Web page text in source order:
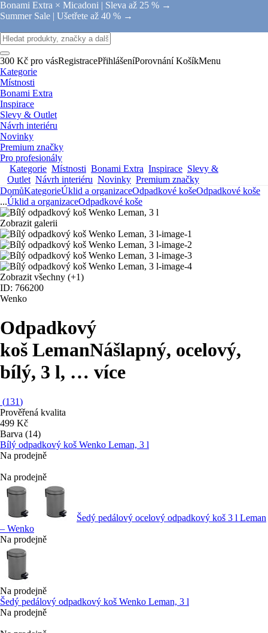
Bonami Extra × Micadoni | Sleva až 25 % →
Summer Sale | Ušetřete až 40 % →
300 Kč pro vásRegistracePřihlášeníPorovnání KošíkMenu
Kategorie
Místnosti
Bonami Extra
Inspirace
Slevy & Outlet
Návrh interiéru
Novinky
Premium značky
Pro profesionály
Kategorie Místnosti Bonami Extra Inspirace Slevy &
Outlet Návrh interiéru Novinky Premium značky
DomůKategorieÚklid a organizaceOdpadkové košeOdpadkové koše
...Úklid a organizaceOdpadkové koše
Zobrazit galerii
Zobrazit všechny (+1)
ID: 766200
Wenko
Odpadkový
koš LemanNášlapný, ocelový,
bílý, 3 l, … více
(131)
Prověřená kvalita
499 Kč
Barva (14)
Bílý odpadkový koš Wenko Leman, 3 l
Na prodejně
Na prodejně
Šedý pedálový ocelový odpadkový koš 3 l Leman
– Wenko
Na prodejně
Na prodejně
Šedý pedálový odpadkový koš Wenko Leman, 3 l
Na prodejně